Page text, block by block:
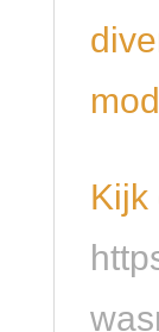
Kijk